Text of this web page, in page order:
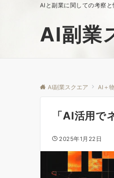
AIと副業に関しての考察と
AI副業
AI副業スクエア AI＋
「AI活用で
2025年1月22日